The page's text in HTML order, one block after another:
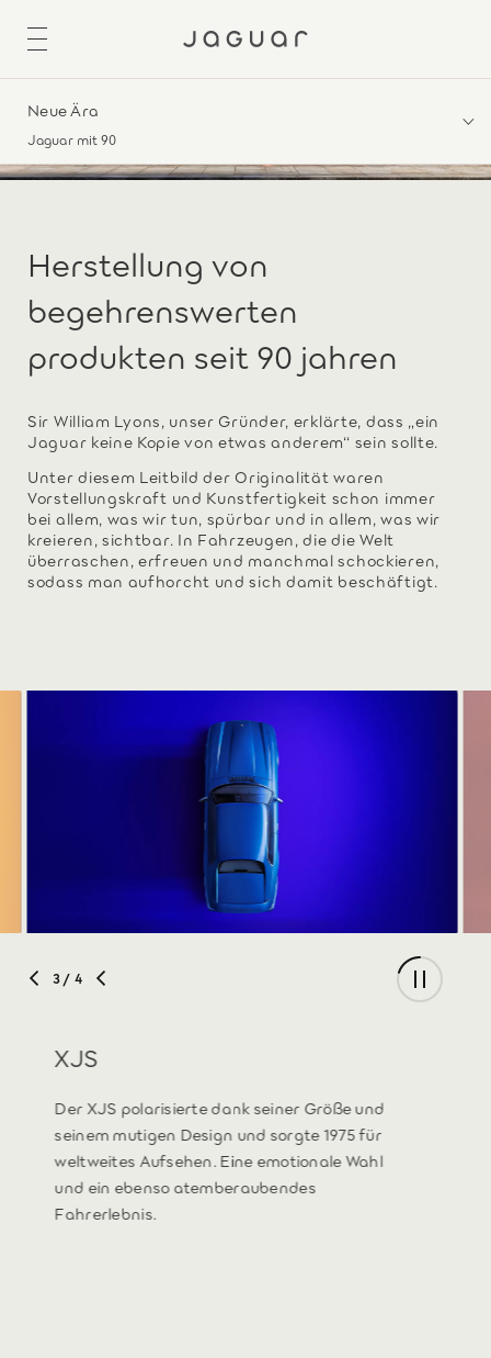
Neue Ära
Jaguar mit 90
Herstellung von
begehrenswerten
produkten seit 90 jahren
Sir William Lyons, unser Gründer, erklärte, dass „ein
Jaguar keine Kopie von etwas anderem“ sein sollte.
Unter diesem Leitbild der Originalität waren
Vorstellungskraft und Kunstfertigkeit schon immer
bei allem, was wir tun, spürbar und in allem, was wir
kreieren, sichtbar. In Fahrzeugen, die die Welt
überraschen, erfreuen und manchmal schockieren,
sodass man aufhorcht und sich damit beschäftigt.
3/ 4
XJS
Der XJS polarisierte dank seiner Größe und
seinem mutigen Design und sorgte 1975 für
weltweites Aufsehen. Eine emotionale Wahl
und ein ebenso atemberaubendes
Fahrerlebnis.